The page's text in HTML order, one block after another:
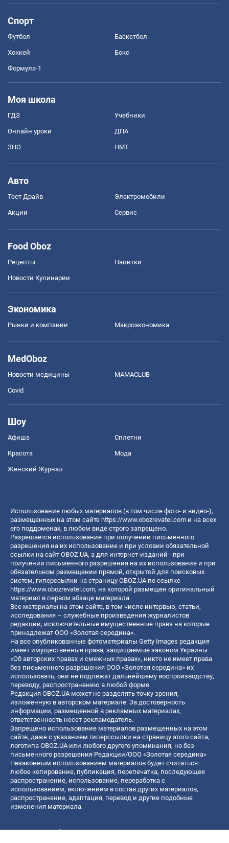
Спорт
Футбол Баскетбол
Хоккей Бокс
Формула-1
Моя школа
ГДЗ Учебники
Онлайн уроки ДПА
ЗНО НМТ
Авто
Тест Драйв Электромобили
Акции Сервис
Food Oboz
Рецепты Напитки
Новости Кулинарии
Экономика
Рынки и компании Mакроэкономика
MedOboz
Новости медицины MAMACLUB
Covid
Шоу
Афиша Сплетни
Красота Мода
Женский Журнал
Использование любых материалов (в том числе фото- и видео-),
размещенных на этом сайте https://www.obozrevatel.com и на всех
его поддоменах, в любом виде строго запрещено.
Разрешается использование при получении письменного
разрешения на их использование и при условии обязательной
ссылки на сайт OBOZ.UA, а для интернет-изданий - при
получении письменного разрешения на их использование и при
обязательном размещении прямой, открытой для поисковых
систем, гиперссылки на страницу OBOZ.UA по ссылке
https://www.obozrevatel.com, на которой размещен оригинальный
материал в первом абзаце материала.
Все материалы на этом сайте, в том числе интервью, статьи,
исследования – служебные произведения журналистов
редакции, исключительные имущественные права на которые
принадлежат ООО «Золотая середина».
На все опубликованные фотоматериалы Getty Images редакция
имеет имущественные права, защищаемые законом Украины
«Об авторских правах и смежных правах», никто не имеет права
без письменного разрешения ООО «Золотая середина» их
использовать, они не подлежат дальнейшему воспроизводству,
переводу, распространению в любой форме.
Редакция OBOZ.UA может не разделять точку зрения,
изложенную в авторском материале. За достоверность
информации, размещенной в рекламных материалах,
ответственность несет рекламодатель.
Запрещено использование материалов размещенных на этом
сайте, даже с указанием гиперссылки на страницу этого сайта,
логотипа OBOZ.UA или любого другого упоминания, но без
письменного разрешения Редакции/ООО «Золотая середина»
Незаконным использованием материалов будет считаться:
любое копирование, публикация, перепечатка, последующее
распространение, использование, переработка с
использованием, включением в состав других материалов,
распространение, адаптация, перевод и другие подобные
изменения материала.
Название онлайн медиа — «OBOZ.UA»